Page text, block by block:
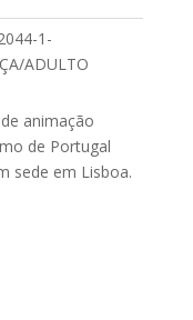
1-
ADULTO
animação
de Portugal
sede em Lisboa.